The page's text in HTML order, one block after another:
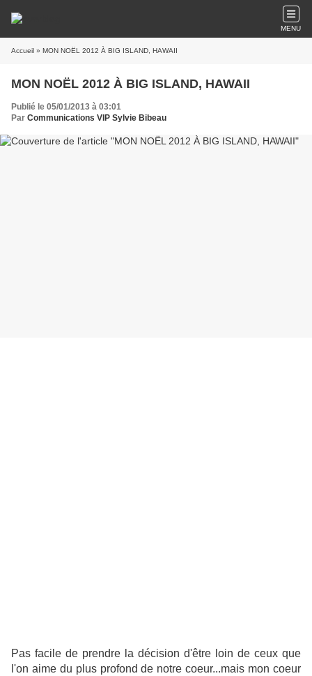
MENU
Accueil » MON NOËL 2012 À BIG ISLAND, HAWAII
MON NOËL 2012 À BIG ISLAND, HAWAII
Publié le 05/01/2013 à 03:01
Par Communications VIP Sylvie Bibeau
Pas facile de prendre la décision d'être loin de ceux que
l'on aime du plus profond de notre coeur...mais mon coeur